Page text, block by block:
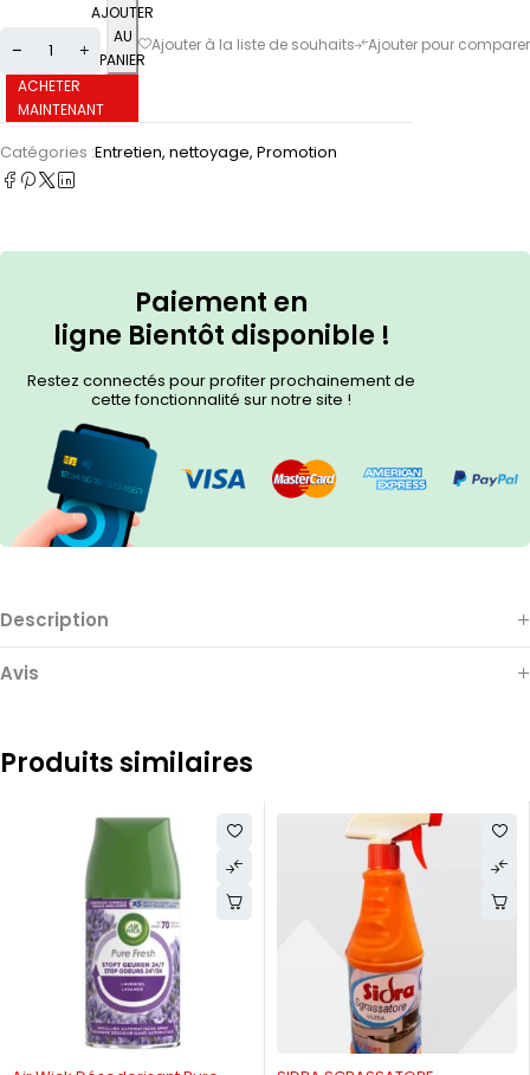
AJOUTER
AU
PANIER
ACHETER
MAINTENANT
Catégories :Entretien, nettoyage, Promotion
Paiement en
ligne Bientôt disponible !
Restez connectés pour profiter prochainement de
cette fonctionnalité sur notre site !
Description
Avis
Produits similaires